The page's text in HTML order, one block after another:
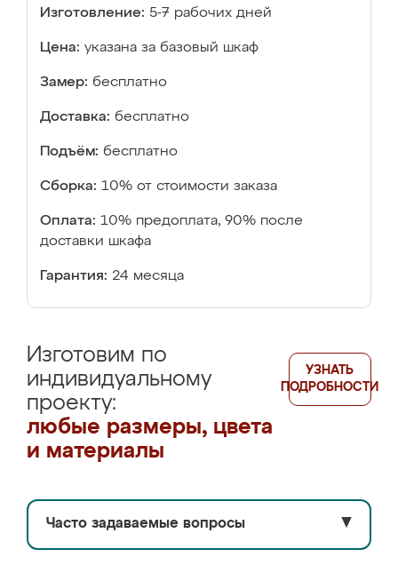
Изготовление: 5-7 рабочих дней
Цена: указана за базовый шкаф
Замер: бесплатно
Доставка: бесплатно
Подъём: бесплатно
Сборка: 10% от стоимости заказа
Оплата: 10% предоплата, 90% после
доставки шкафа
Гарантия: 24 месяца
Изготовим по
индивидуальному
проекту:
любые размеры, цвета
и материалы
УЗНАТЬ
ПОДРОБНОСТИ
Часто задаваемые вопросы ▼